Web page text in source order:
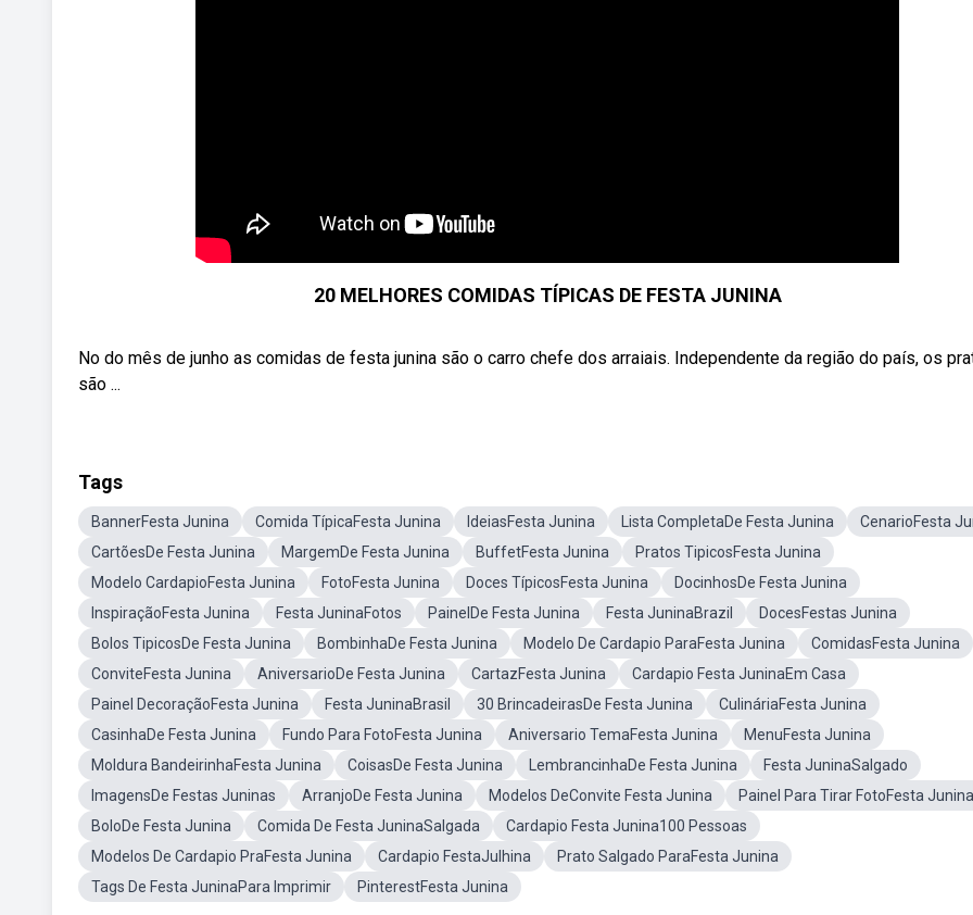
20 MELHORES COMIDAS TÍPICAS DE FESTA JUNINA
No do mês de junho as comidas de festa junina são o carro chefe dos arraiais. Independente da região do país, os
são ...
Tags
BannerFesta Junina Comida TípicaFesta Junina IdeiasFesta Junina Lista CompletaDe Festa Junina
CenarioFesta
CartõesDe Festa Junina
MargemDe Festa Junina BuffetFesta Junina
Pratos TipicosFesta Junina
Modelo CardapioFesta Junina
FotoFesta Junina Doces TípicosFesta Junina
DocinhosDe Festa Junina
InspiraçãoFesta Junina
Festa JuninaFotos PainelDe Festa Junina Festa JuninaBrazil
DocesFestas Junina
Bolos TipicosDe Festa Junina
BombinhaDe Festa Junina Modelo De Cardapio ParaFesta Junina
ComidasFesta Junina
ConviteFesta Junina
AniversarioDe Festa Junina CartazFesta Junina
Cardapio Festa JuninaEm Casa
Painel DecoraçãoFesta Junina
Festa JuninaBrasil 30 BrincadeirasDe Festa Junina
CulináriaFesta Junina
CasinhaDe Festa Junina
Fundo Para FotoFesta Junina Aniversario TemaFesta Junina
MenuFesta Junina
Moldura BandeirinhaFesta Junina
CoisasDe Festa Junina LembrancinhaDe Festa Junina
Festa JuninaSalgado
ImagensDe Festas Juninas
ArranjoDe Festa Junina Modelos DeConvite Festa Junina
Painel Para Tirar FotoFesta Junina
BoloDe Festa Junina
Comida De Festa JuninaSalgada
Cardapio Festa Junina100 Pessoas
Modelos De Cardapio PraFesta Junina
Cardapio FestaJulhina
Prato Salgado ParaFesta Junina
Tags De Festa JuninaPara Imprimir
PinterestFesta Junina